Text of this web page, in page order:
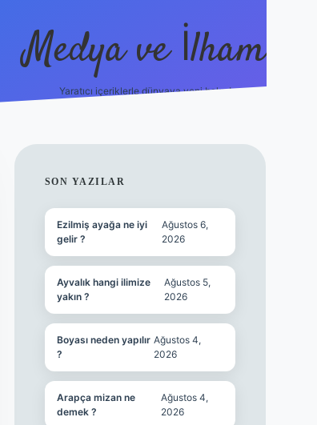
Medya ve İlham
Yaratıcı içeriklerle dünyaya yeni bakış!
SIDEBAR
SON YAZILAR
Ezilmiş ayağa ne iyi
gelir ?
Ağustos 6,
2026
Ayvalık hangi ilimize
yakın ?
Ağustos 5,
2026
Boyası neden yapılır
?
Ağustos 4,
2026
Arapça mizan ne
demek ?
Ağustos 4,
2026
vdcasino yeni giriş https://